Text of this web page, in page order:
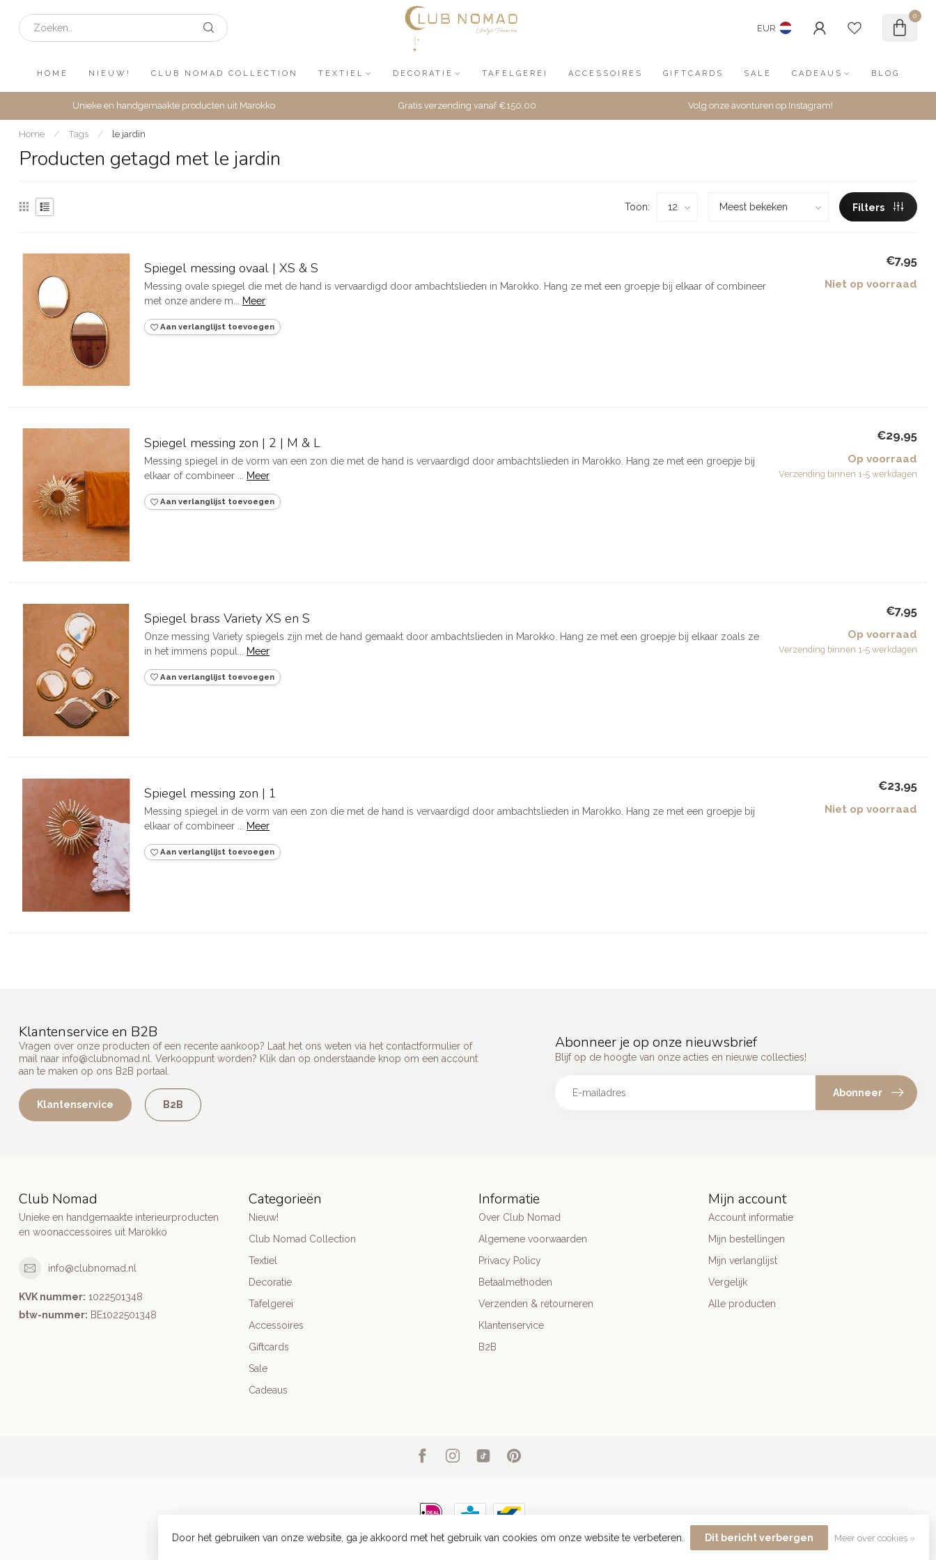
EUR
0
HOME NIEUW! CLUB NOMAD COLLECTION TEXTIEL DECORATIE TAFELGEREI ACCESSOIRES GIFTCARDS SALE CADEAUS BLOG
Unieke en handgemaakte producten uit Marokko Gratis verzending vanaf €150,00 Volg onze avonturen op Instagram!
Home / Tags / le jardin
Producten getagd met le jardin
Toon: Filters
Spiegel messing ovaal | XS & S
Messing ovale spiegel die met de hand is vervaardigd door ambachtslieden in Marokko. Hang ze met een groepje bij elkaar of combineer
met onze andere m...
Meer
Aan verlanglijst toevoegen
€7,95
Niet op voorraad
Spiegel messing zon | 2 | M & L
Messing spiegel in de vorm van een zon die met de hand is vervaardigd door ambachtslieden in Marokko. Hang ze met een groepje bij
elkaar of combineer ... Meer
Aan verlanglijst toevoegen
€29,95
Op voorraad
Verzending binnen 1-5 werkdagen
Spiegel brass Variety XS en S
Onze messing Variety spiegels zijn met de hand gemaakt door ambachtslieden in Marokko. Hang ze met een groepje bij elkaar zoals ze
in het immens popul...
Meer
Aan verlanglijst toevoegen
€7,95
Op voorraad
Verzending binnen 1-5 werkdagen
Spiegel messing zon | 1
Messing spiegel in de vorm van een zon die met de hand is vervaardigd door ambachtslieden in Marokko. Hang ze met een groepje bij
elkaar of combineer ...
Meer
Aan verlanglijst toevoegen
€23,95
Niet op voorraad
Klantenservice en B2B
Vragen over onze producten of een recente aankoop? Laat het ons weten via het contactformulier of
mail naar info@clubnomad.nl . Verkooppunt worden? Klik dan op onderstaande knop om een account
aan te maken op ons B2B portaal.
Klantenservice B2B
Abonneer je op onze nieuwsbrief
Blijf op de hoogte van onze acties en nieuwe collecties!
Abonneer
Club Nomad
Unieke en handgemaakte interieurproducten
en woonaccessoires uit Marokko
info@clubnomad.nl
KVK nummer: 1022501348
btw-nummer: BE1022501348
Categorieën
Nieuw!
Club Nomad Collection
Textiel
Decoratie
Tafelgerei
Accessoires
Giftcards
Sale
Cadeaus
Informatie
Over Club Nomad
Algemene voorwaarden
Privacy Policy
Betaalmethoden
Verzenden & retourneren
Klantenservice
B2B
Mijn account
Account informatie
Mijn bestellingen
Mijn verlanglijst
Vergelijk
Alle producten
© Copyright 2026 Club Nomad- Powered byLightspeed-Lightspeed designbyDyvelopment
Door het gebruiken van onze website, ga je akkoord met het gebruik van cookies om onze website te verbeteren. Dit bericht verbergen Meer over cookies »